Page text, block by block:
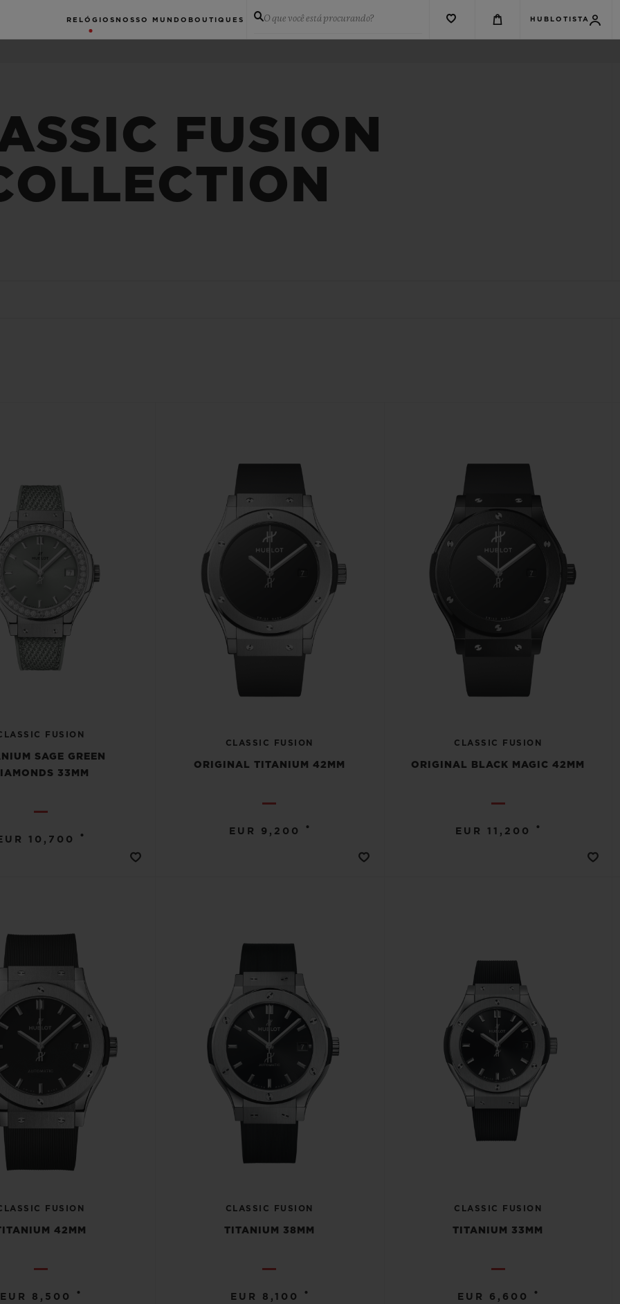
RELÓGIOS NOSSO MUNDO BOUTIQUES O que você está procurando? HUBLOTISTA
FUSION
FUSION
SAGE GREEN
33MM
10,700 •
CLASSIC FUSION
ORIGINAL TITANIUM 42MM
EUR 9,200 •
CLASSIC FUSION
ORIGINAL BLACK MAGIC 42MM
EUR 11,200 •
FUSION
42MM
EUR 8,500 •
CLASSIC FUSION
TITANIUM 38MM
EUR 8,100 •
CLASSIC FUSION
TITANIUM 33MM
EUR 6,600 •
ENCONTRAR UMA BOUTIQUE